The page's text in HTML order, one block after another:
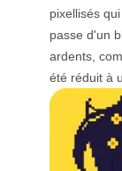
pixellisés
passe d'un
ardents,
été réduit à